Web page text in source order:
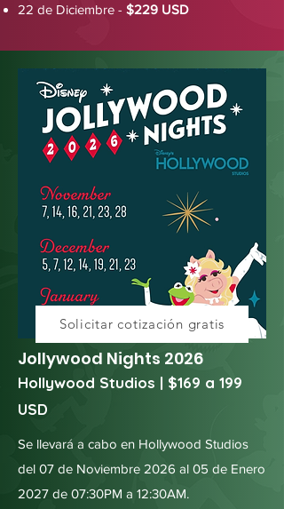
22 de Diciembre - $229 USD
Solicitar cotización gratis
Jollywood Nights 2026
Hollywood Studios | $169 a 199
USD
Se llevará a cabo en Hollywood Studios
del 07 de Noviembre 2026 al 05 de Enero
2027 de 07:30PM a 12:30AM.